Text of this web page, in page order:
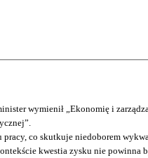
wymienił „Ekonomię i
co skutkuje niedoborem
kwestia zysku nie powinna